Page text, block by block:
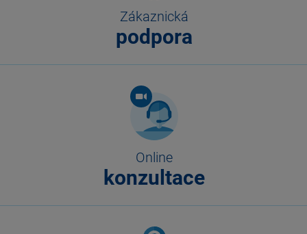
Zákaznická
podpora
Online
konzultace